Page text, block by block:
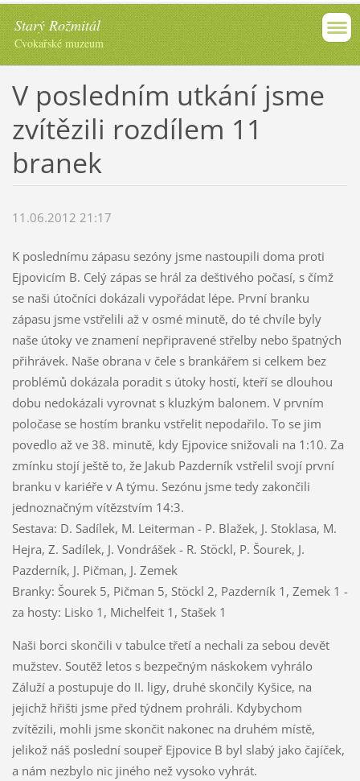
Starý Rožmitál
Cvokařské muzeum
V posledním utkání jsme
zvítězili rozdílem 11
branek
11.06.2012 21:17
K poslednímu zápasu sezóny jsme nastoupili doma proti
Ejpovicím B. Celý zápas se hrál za deštivého počasí, s čímž
se naši útočníci dokázali vypořádat lépe. První branku
zápasu jsme vstřelili až v osmé minutě, do té chvíle byly
naše útoky ve znamení nepřipravené střelby nebo špatných
přihrávek. Naše obrana v čele s brankářem si celkem bez
problémů dokázala poradit s útoky hostí, kteří se dlouhou
dobu nedokázali vyrovnat s kluzkým balonem. V prvním
poločase se hostím branku vstřelit nepodařilo. To se jim
povedlo až ve 38. minutě, kdy Ejpovice snižovali na 1:10. Za
zmínku stojí ještě to, že Jakub Pazderník vstřelil svojí první
branku v kariéře v A týmu. Sezónu jsme tedy zakončili
jednoznačným vítězstvím 14:3.
Sestava: D. Sadílek, M. Leiterman - P. Blažek, J. Stoklasa, M.
Hejra, Z. Sadílek, J. Vondrášek - R. Stöckl, P. Šourek, J.
Pazderník, J. Pičman, J. Zemek
Branky: Šourek 5, Pičman 5, Stöckl 2, Pazderník 1, Zemek 1 -
za hosty: Lisko 1, Michelfeit 1, Stašek 1
Naši borci skončili v tabulce třetí a nechali za sebou devět
mužstev. Soutěž letos s bezpečným náskokem vyhrálo
Záluží a postupuje do II. ligy, druhé skončily Kyšice, na
jejichž hřišti jsme před týdnem prohráli. Kdybychom
zvítězili, mohli jsme skončit nakonec na druhém místě,
jelikož náš poslední soupeř Ejpovice B byl slabý jako čajíček,
a nám nezbylo nic jiného než vysoko vyhrát.